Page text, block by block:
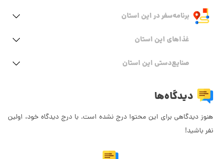
برنامه‌سفر‌ در این استان
غذاهای این استان
صنایع‌دستی این استان
دیدگاه‌ها
هنوز دیدگاهی برای این محتوا درج نشده است. با درج دیدگاه خود، اولین
نفر باشید!